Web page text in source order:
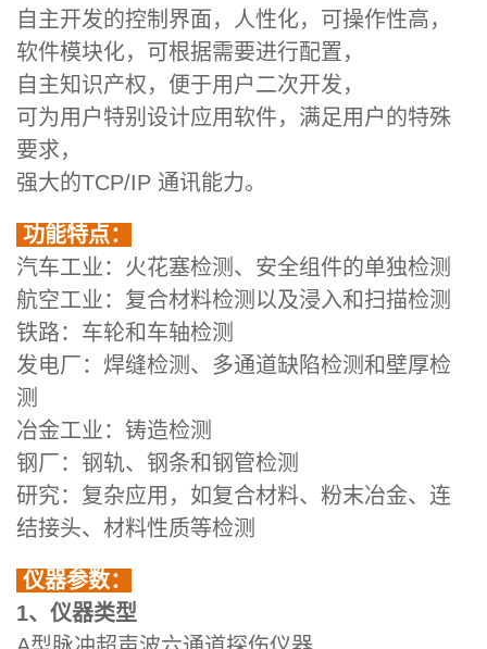
自主开发的控制界面，人性化，可操作性高，
软件模块化，可根据需要进行配置，
自主知识产权，便于用户二次开发，
可为用户特别设计应用软件，满足用户的特殊
要求，
强大的TCP/IP 通讯能力。
功能特点：
汽车工业：火花塞检测、安全组件的单独检测
航空工业：复合材料检测以及浸入和扫描检测
铁路：车轮和车轴检测
发电厂：焊缝检测、多通道缺陷检测和壁厚检
测
冶金工业：铸造检测
钢厂：钢轨、钢条和钢管检测
研究：复杂应用，如复合材料、粉末冶金、连
结接头、材料性质等检测
仪器参数：
1、仪器类型